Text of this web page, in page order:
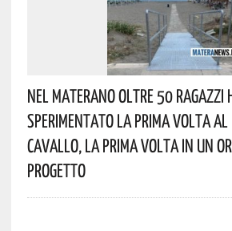
Nel Materano Oltre 50 Ragazzi
Sperimentato La Prima Volta Al
Cavallo, La Prima Volta In Un
Progetto